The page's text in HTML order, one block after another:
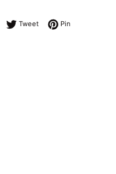
Condividi su Facebook
TweetTwitta su Twitter
Pin